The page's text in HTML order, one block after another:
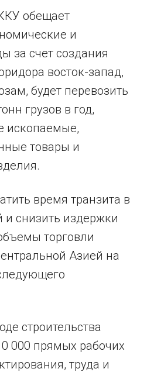
обещает
и
за счет создания
восток-запад,
будет перевозить
грузов в год,
ископаемые,
товары и
время транзита в
и снизить издержки
торговли
Азией на
строительства
000 прямых рабочих
труда и